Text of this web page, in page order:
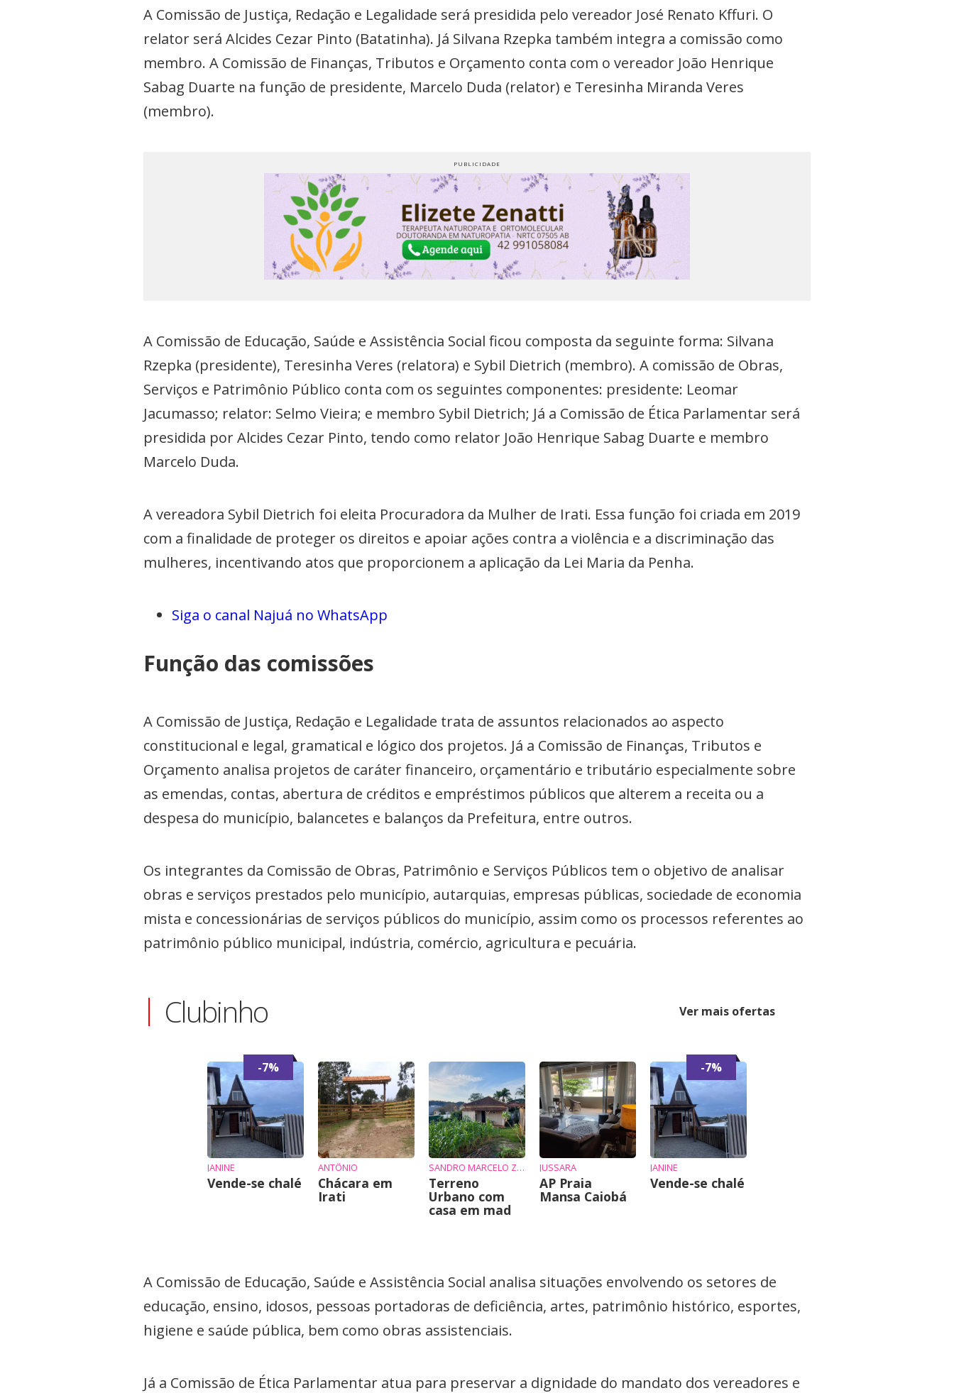
A Comissão de Justiça, Redação e Legalidade será presidida pelo vereador José Renato Kffuri. O
relator será Alcides Cezar Pinto (Batatinha). Já Silvana Rzepka também integra a comissão como
membro. A Comissão de Finanças, Tributos e Orçamento conta com o vereador João Henrique
Sabag Duarte na função de presidente, Marcelo Duda (relator) e Teresinha Miranda Veres
(membro).
A Comissão de Educação, Saúde e Assistência Social ficou composta da seguinte forma: Silvana
Rzepka (presidente), Teresinha Veres (relatora) e Sybil Dietrich (membro). A comissão de Obras,
Serviços e Patrimônio Público conta com os seguintes componentes: presidente: Leomar
Jacumasso; relator: Selmo Vieira; e membro Sybil Dietrich; Já a Comissão de Ética Parlamentar será
presidida por Alcides Cezar Pinto, tendo como relator João Henrique Sabag Duarte e membro
Marcelo Duda.
A vereadora Sybil Dietrich foi eleita Procuradora da Mulher de Irati. Essa função foi criada em 2019
com a finalidade de proteger os direitos e apoiar ações contra a violência e a discriminação das
mulheres, incentivando atos que proporcionem a aplicação da Lei Maria da Penha.
Siga o canal Najuá no WhatsApp
Função das comissões
A Comissão de Justiça, Redação e Legalidade trata de assuntos relacionados ao aspecto
constitucional e legal, gramatical e lógico dos projetos. Já a Comissão de Finanças, Tributos e
Orçamento analisa projetos de caráter financeiro, orçamentário e tributário especialmente sobre
as emendas, contas, abertura de créditos e empréstimos públicos que alterem a receita ou a
despesa do município, balancetes e balanços da Prefeitura, entre outros.
Os integrantes da Comissão de Obras, Patrimônio e Serviços Públicos tem o objetivo de analisar
obras e serviços prestados pelo município, autarquias, empresas públicas, sociedade de economia
mista e concessionárias de serviços públicos do município, assim como os processos referentes ao
patrimônio público municipal, indústria, comércio, agricultura e pecuária.
Clubinho Ver mais ofertas
-7%
JANINE
Vende-se chalé
ANTÔNIO
Chácara em
Irati
SANDRO MARCELO ZIEMBIKIEWICZ
Terreno
Urbano com
casa em mad
JUSSARA
AP Praia
Mansa Caiobá
-7%
JANINE
Vende-se chalé
A Comissão de Educação, Saúde e Assistência Social analisa situações envolvendo os setores de
educação, ensino, idosos, pessoas portadoras de deficiência, artes, patrimônio histórico, esportes,
higiene e saúde pública, bem como obras assistenciais.
Já a Comissão de Ética Parlamentar atua para preservar a dignidade do mandato dos vereadores e